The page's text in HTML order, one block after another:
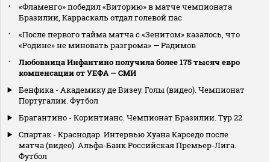
«Фламенго» победил «Виторию» в матче чемпионата
Бразилии, Карраскаль отдал голевой пас
«После первого тайма матча с «Зенитом» казалось, что
«Родине» не миновать разгрома» — Радимов
Любовница Инфантино получила более 175 тысяч евро
компенсации от УЕФА — СМИ
Бенфика - Академику де Визеу. Голы (видео). Чемпионат
Португалии. Футбол
Брагантино - Коринтианс. Чемпионат Бразилии. Тур 22
Спартак - Краснодар. Интервью Хуана Карседо после
матча (видео). Альфа-Банк Российская Премьер-Лига.
Футбол